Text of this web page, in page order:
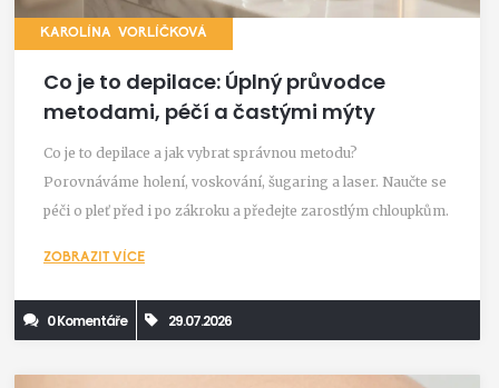
KAROLÍNA VORLÍČKOVÁ
Co je to depilace: Úplný průvodce
metodami, péčí a častými mýty
Co je to depilace a jak vybrat správnou metodu?
Porovnáváme holení, voskování, šugaring a laser. Naučte se
péči o pleť před i po zákroku a předejte zarostlým chloupkům.
ZOBRAZIT VÍCE
0 Komentáře 29.07.2026